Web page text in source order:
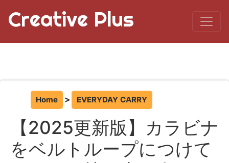
Creative Plus
Home EVERYDAY CARRY
【2025更新版】カラビナ
をベルトループにつけて